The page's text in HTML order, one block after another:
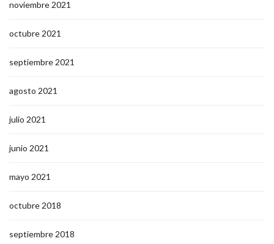
noviembre 2021
octubre 2021
septiembre 2021
agosto 2021
julio 2021
junio 2021
mayo 2021
octubre 2018
septiembre 2018